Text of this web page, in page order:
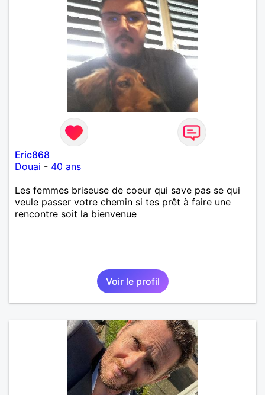
Eric868
Douai - 40 ans
Les femmes briseuse de coeur qui save pas se qui
veule passer votre chemin si tes prêt à faire une
rencontre soit la bienvenue
Voir le profil